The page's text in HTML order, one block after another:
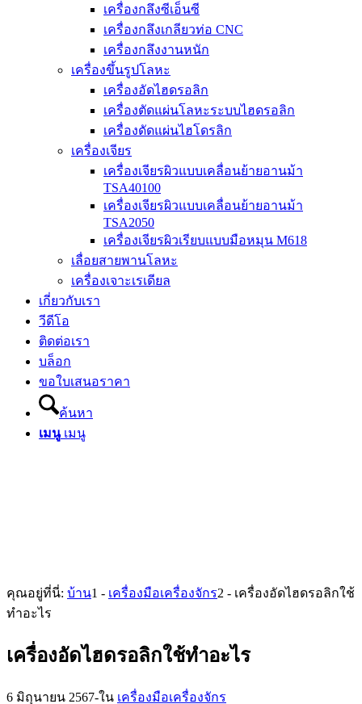
เครื่องกลึงซีเอ็นซี
เครื่องกลึงเกลียวท่อ CNC
เครื่องกลึงงานหนัก
เครื่องขึ้นรูปโลหะ
เครื่องอัดไฮดรอลิก
เครื่องตัดแผ่นโลหะระบบไฮดรอลิก
เครื่องดัดแผ่นไฮโดรลิก
เครื่องเจียร
เครื่องเจียรผิวแบบเคลื่อนย้ายอานม้า
TSA40100
เครื่องเจียรผิวแบบเคลื่อนย้ายอานม้า
TSA2050
เครื่องเจียรผิวเรียบแบบมือหมุน M618
เลื่อยสายพานโลหะ
เครื่องเจาะเรเดียล
เกี่ยวกับเรา
วีดีโอ
ติดต่อเรา
บล็อก
ขอใบเสนอราคา
ค้นหา
เมนู เมนู
คุณอยู่ที่นี่: บ้าน1 - เครื่องมือเครื่องจักร2 - เครื่องอัดไฮดรอลิกใช้
ทำอะไร
เครื่องอัดไฮดรอลิกใช้ทำอะไร
6 มิถุนายน 2567-ใน เครื่องมือเครื่องจักร